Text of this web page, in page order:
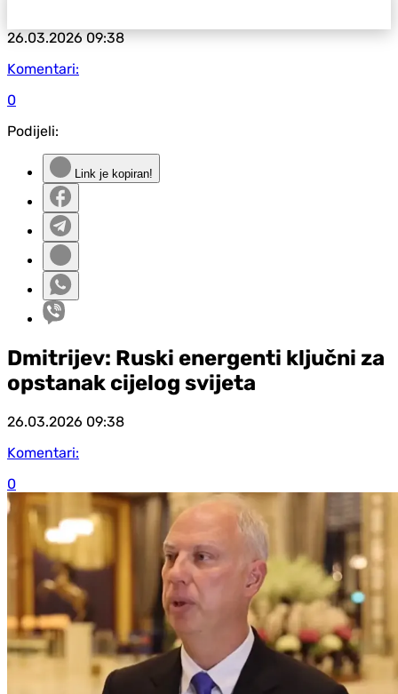
26.03.202609:38
Komentari:
0
Podijeli:
Link je kopiran!
Dmitrijev: Ruski energenti ključni za
opstanak cijelog svijeta
26.03.2026 09:38
Komentari:
0